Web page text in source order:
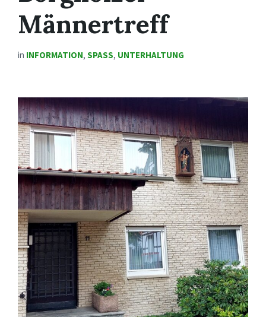
Männertreff
in INFORMATION, SPASS, UNTERHALTUNG